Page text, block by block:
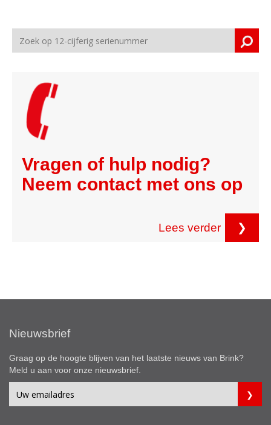
Vragen of hulp nodig?
Neem contact met ons op
Lees verder ❯
Nieuwsbrief
Graag op de hoogte blijven van het laatste nieuws van Brink?
Meld u aan voor onze nieuwsbrief.